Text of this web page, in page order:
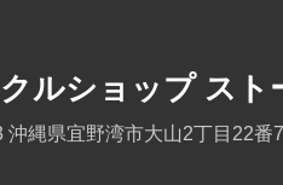
ルショップ スト
沖縄県宜野湾市大山2丁目22番